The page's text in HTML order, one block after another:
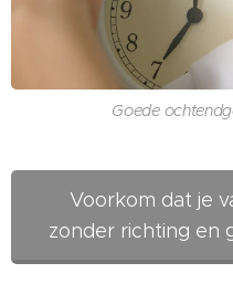
Goede
Voorkom dat je
zonder richting en